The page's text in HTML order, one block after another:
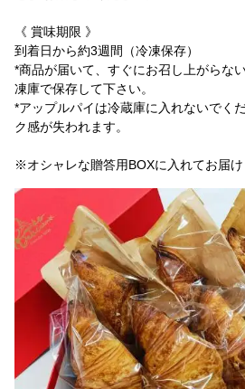
《 賞味期限 》
到着日から約3週間（冷凍保存）
*商品が届いて、すぐにお召し上がらな
凍庫で保存して下さい。
*アップルパイは冷蔵庫に入れないでく
ク感が失われます。
※オシャレな贈答用BOXに入れてお届け